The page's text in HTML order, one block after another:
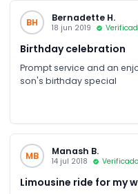
BH Bernadette H.
18 jun 2019
Birthday celebration
Prompt service and an
son's birthday special
MB Manash B.
14 jul 2018 Verificado
Limousine ride for my